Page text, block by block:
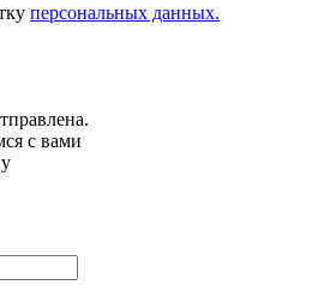
персональных данных.
с вами